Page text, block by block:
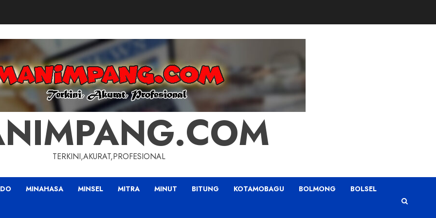
TERKINI,AKURAT,PROFESIONAL
MINAHASA MINSEL MITRA MINUT BITUNG KOTAMOBAGU BOLMONG BOLSEL